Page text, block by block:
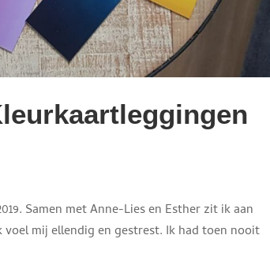
Samen met Anne-Lies en Esther zit ik aan
mij ellendig en gestrest. Ik had toen nooit